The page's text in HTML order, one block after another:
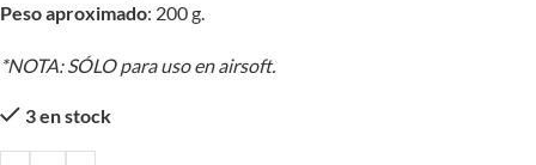
Peso aproximado: 200 g.
*NOTA: SÓLO para uso en airsoft.
3 en stock